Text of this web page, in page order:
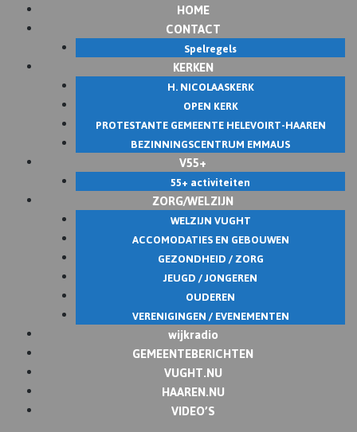
HOME
CONTACT
Spelregels
KERKEN
H. NICOLAASKERK
OPEN KERK
PROTESTANTE GEMEENTE HELEVOIRT-HAAREN
BEZINNINGSCENTRUM EMMAUS
V55+
55+ activiteiten
ZORG/WELZIJN
WELZIJN VUGHT
ACCOMODATIES EN GEBOUWEN
GEZONDHEID / ZORG
JEUGD / JONGEREN
OUDEREN
VERENIGINGEN / EVENEMENTEN
wijkradio
GEMEENTEBERICHTEN
VUGHT.NU
HAAREN.NU
VIDEO’S